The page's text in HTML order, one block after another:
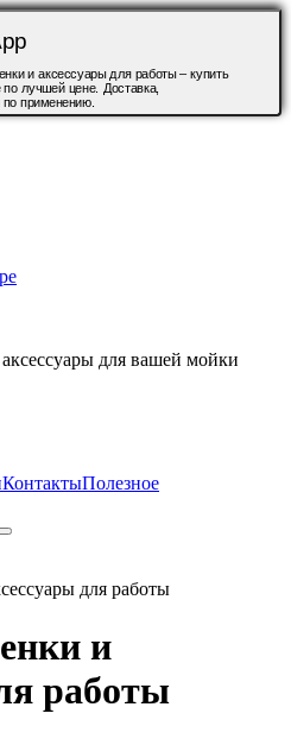
и аксессуары для работы – купить
по лучшей цене. Доставка,
по применению.
для вашей мойки
КонтактыПолезное
для работы
и
работы